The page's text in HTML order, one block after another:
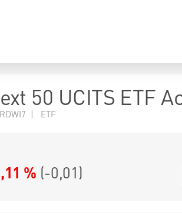
50 UCITS ETF
| ETF
% (-0,01)